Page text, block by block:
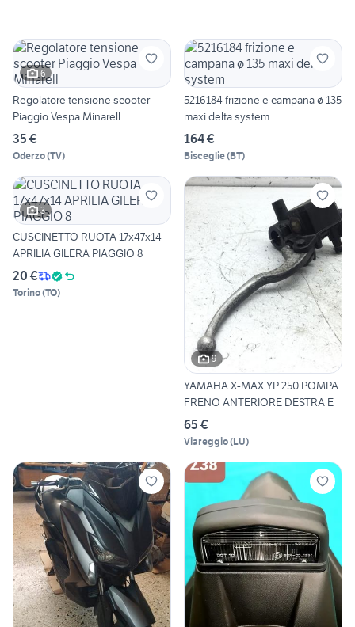
6
Regolatore tensione scooter
Piaggio Vespa Minarell
35 €
Oderzo(TV)
5216184 frizione e campana ø 135
maxi delta system
164 €
Bisceglie(BT)
3
CUSCINETTO RUOTA 17x47x14
APRILIA GILERA PIAGGIO 8
20 €
Torino(TO)
9
YAMAHA X-MAX YP 250 POMPA
FRENO ANTERIORE DESTRA E
65 €
Viareggio(LU)